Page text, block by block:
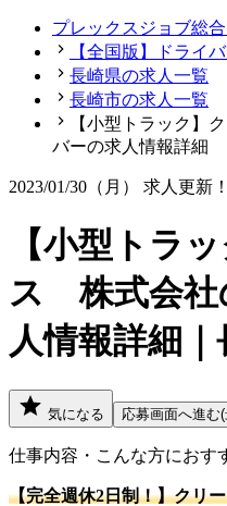
プレックスジョブ総
【全国版】ドライ
長崎県の求人一覧
長崎市の求人一覧
【小型トラック】
バーの求人情報詳細
2023/01/30（月） 求人更新！
【小型トラ
ス 株式会社
人情報詳細
気になる 応募画面へ進む
仕事内容・こんな方におす
【完全週休2日制！】クリ